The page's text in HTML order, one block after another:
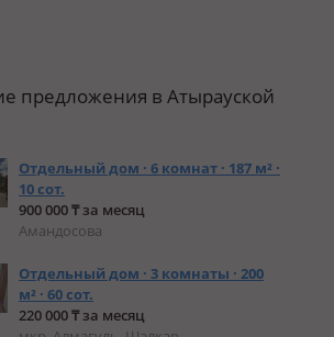
предложения в Атырауской
Отдельный дом · 6 комнат · 187 м² ·
10 сот.
900 000 ₸ за месяц
Амандосова
Отдельный дом · 3 комнаты · 200
м² · 60 сот.
220 000 ₸ за месяц